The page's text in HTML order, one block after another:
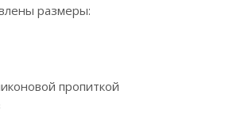
размеры:
пропиткой